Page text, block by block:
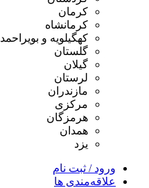
کرمان
کرمانشاه
کهگیلویه و بویراحمد
گلستان
گیلان
لرستان
مازندران
مرکزی
هرمزگان
همدان
یزد
ورود / ثبت نام
علاقه‌مندی ها